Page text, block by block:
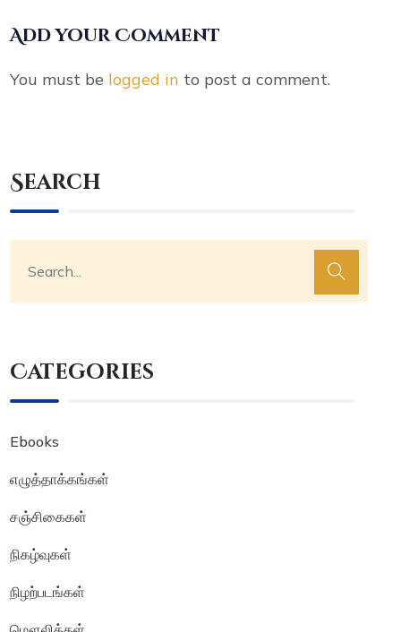
Add your Comment
You must be logged in to post a comment.
Search
Categories
Ebooks
எழுத்தாக்கங்கள்
சஞ்சிகைகள்
நிகழ்வுகள்
நிழற்படங்கள்